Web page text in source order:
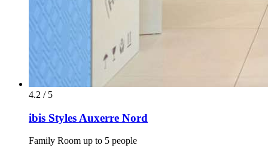
4.2 / 5
ibis Styles Auxerre Nord
Family Room up to 5 people